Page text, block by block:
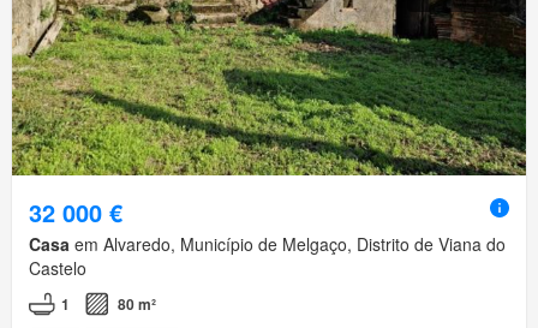
32 000 €
Casa em Alvaredo, Município de Melgaço, Distrito de Viana do
Castelo
1 80 m²